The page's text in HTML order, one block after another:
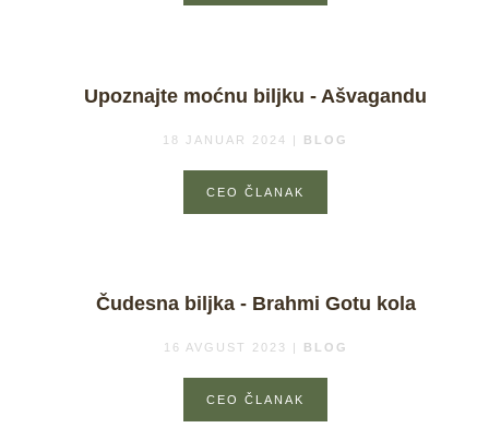
Upoznajte moćnu biljku - Ašvagandu
18 JANUAR 2024 | BLOG
CEO ČLANAK
Čudesna biljka - Brahmi Gotu kola
16 AVGUST 2023 BLOG
CEO ČLANAK